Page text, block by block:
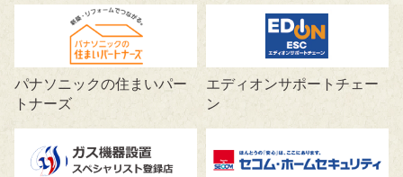
パナソニックの住まいパー
トナーズ
エディオンサポートチェー
ン